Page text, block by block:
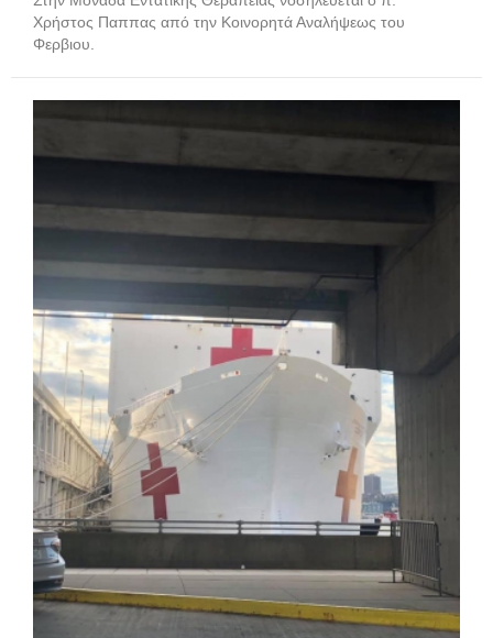
Χρήστος Παππας από την Κοινορητά Αναλήψεως του
Φερβιου.